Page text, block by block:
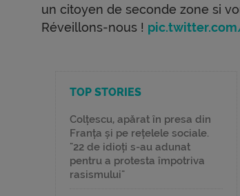
un citoyen de seconde zone si
Réveillons-nous !
TOP STORIES
Colțescu, apărat în presa din
Franța și pe rețelele sociale.
"22 de idioți s-au adunat
pentru a protesta împotriva
rasismului"